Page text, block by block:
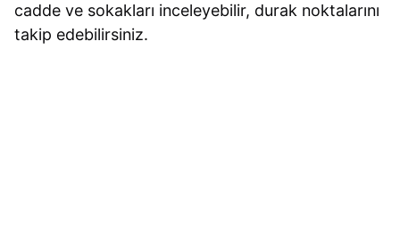
cadde ve sokakları inceleyebilir, durak noktalarını
takip edebilirsiniz.